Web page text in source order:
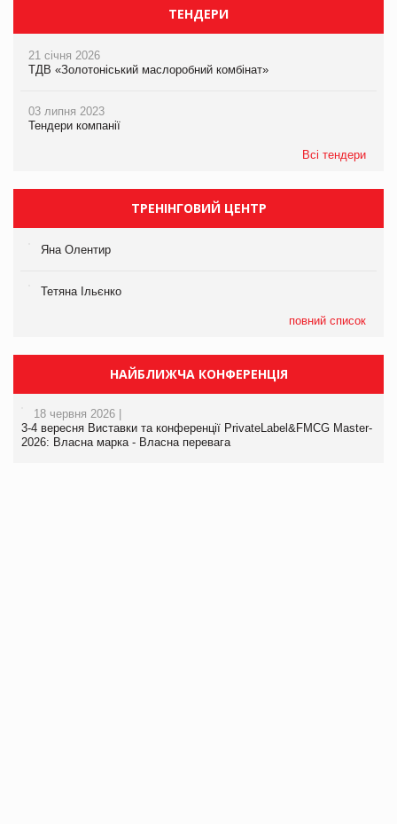
ТЕНДЕРИ
21 січня 2026
ТДВ «Золотоніський маслоробний комбінат»
03 липня 2023
Тендери компанії
Всі тендери
ТРЕНІНГОВИЙ ЦЕНТР
Яна Олентир
Тетяна Ільєнко
повний список
НАЙБЛИЖЧА КОНФЕРЕНЦІЯ
18 червня 2026 |
3-4 вересня Виставки та конференції PrivateLabel&FMCG Master-
2026: Власна марка - Власна перевага